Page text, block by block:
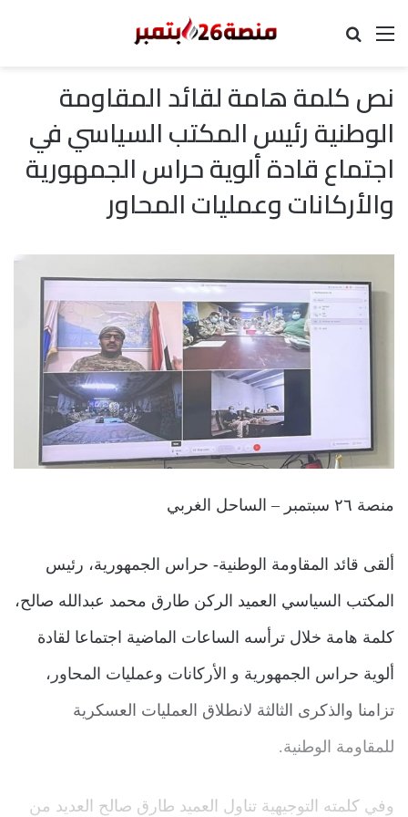
القائمة
نص كلمة هامة لقائد المقاومة
الوطنية رئيس المكتب السياسي في
اجتماع قادة ألوية حراس الجمهورية
والأركانات وعمليات المحاور
منصة ٢٦ سبتمبر – الساحل الغربي
ألقى قائد المقاومة الوطنية- حراس الجمهورية، رئيس
المكتب السياسي العميد الركن طارق محمد عبدالله صالح،
كلمة هامة خلال ترأسه الساعات الماضية اجتماعا لقادة
ألوية حراس الجمهورية و الأركانات وعمليات المحاور،
تزامنا والذكرى الثالثة لانطلاق العمليات العسكرية
للمقاومة الوطنية.
وفي كلمته التوجيهية تناول العميد طارق صالح العديد من